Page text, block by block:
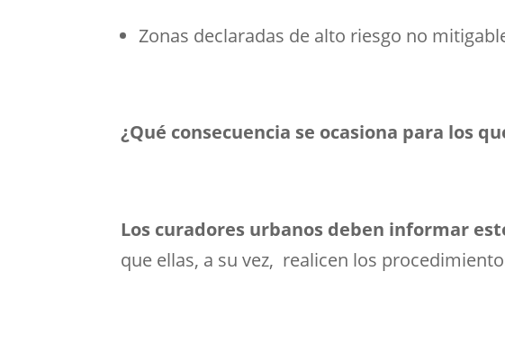
Zonas declaradas de alto riesgo no
¿Qué consecuencia se ocasiona para los
Los curadores urbanos deben informar
que ellas, a su vez, realicen los